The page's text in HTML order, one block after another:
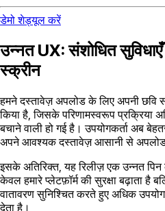
डेमो शेड्यूल करें
उन्नत UX: संशोधित
स्क्रीन
हमने दस्तावेज़ अपलोड के लिए अपनी छवि
किया है, जिसके परिणामस्वरूप
बचाने वाली हो गई है। उपयोगकर्ता अब
अपने आवश्यक दस्तावेज़ आसानी से
इसके अतिरिक्त, यह रिलीज़ एक उन्नत
केवल हमारे प्लेटफ़ॉर्म की सुरक्षा बढ़ाता
वातावरण सुनिश्चित करते हुए अधिक
देता है।